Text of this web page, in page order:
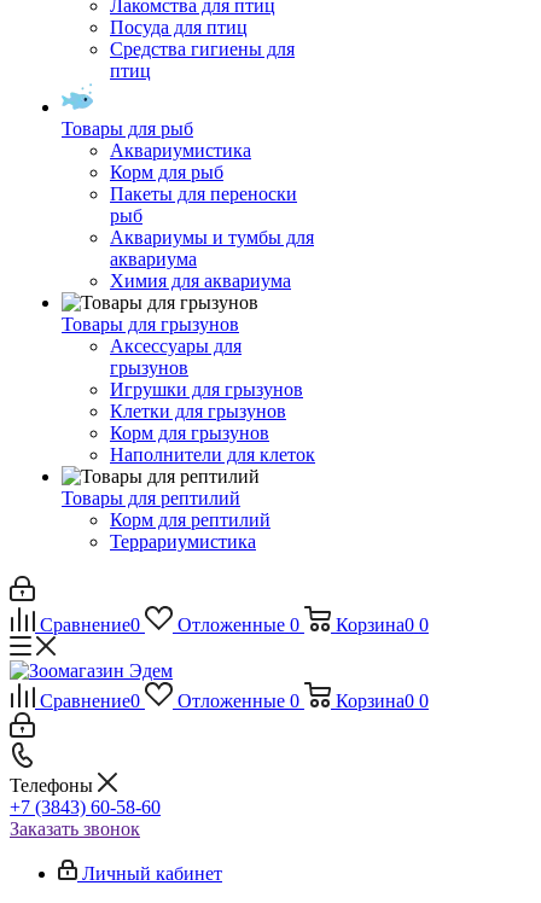
Лакомства для птиц
Посуда для птиц
Средства гигиены для
птиц
Товары для рыб
Аквариумистика
Корм для рыб
Пакеты для переноски
рыб
Аквариумы и тумбы для
аквариума
Химия для аквариума
Товары для грызунов
Аксессуары для
грызунов
Игрушки для грызунов
Клетки для грызунов
Корм для грызунов
Наполнители для клеток
Товары для рептилий
Корм для рептилий
Террариумистика
Сравнение0 Отложенные 0 Корзина0 0
Сравнение0 Отложенные 0 Корзина0 0
Телефоны
+7 (3843) 60-58-60
Заказать звонок
Личный кабинет